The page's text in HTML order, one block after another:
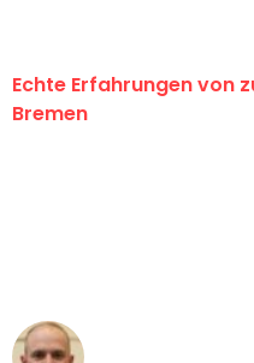
Echte Erfahrungen von
Bremen